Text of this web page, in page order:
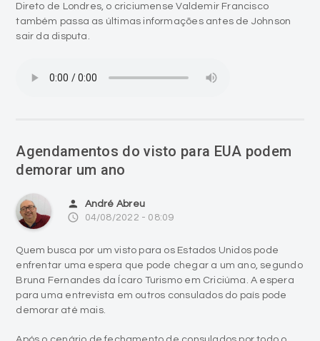
Direto de Londres, o criciumense Valdemir Francisco
também passa as últimas informações antes de Johnson
sair da disputa.
Agendamentos do visto para EUA podem
demorar um ano
person André Abreu
access_time 04/08/2022 - 08:09
Quem busca por um visto para os Estados Unidos pode
enfrentar uma espera que pode chegar a um ano, segundo
Bruna Fernandes da Ícaro Turismo em Criciúma. A espera
para uma entrevista em outros consulados do país pode
demorar até mais.